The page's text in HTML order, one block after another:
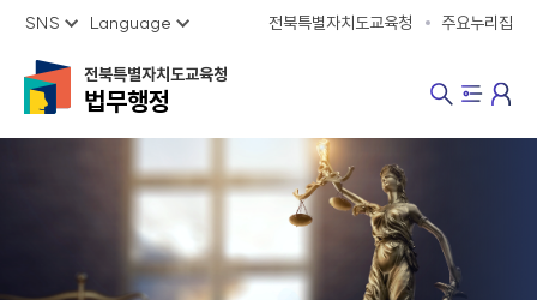
SNS Language 전북특별자치도교육청 주요누리집
전북특별자치도교육청
법무행정